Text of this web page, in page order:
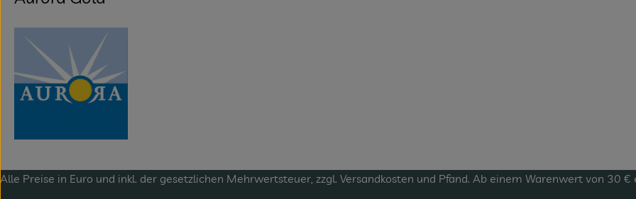
Alle Preise in Euro und inkl. der gesetzlichen Mehrwertsteuer, zzgl. Versandkosten und Pfand. Ab einem Warenwert von 30